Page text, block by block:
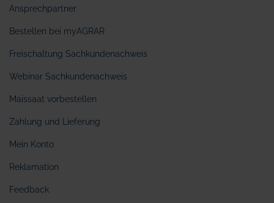
Ansprechpartner
Bestellen bei myAGRAR
Freischaltung Sachkundenachweis
Webinar Sachkundenachweis
Maissaat vorbestellen
Zahlung und Lieferung
Mein Konto
Reklamation
Feedback